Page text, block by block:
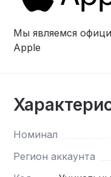
Мы являемся
Apple
Номинал
Регион аккаунта